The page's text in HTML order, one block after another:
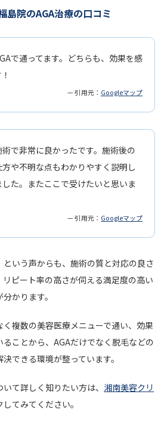
島院のAGA治療の口コミ
で通ってます。どちらも、効果を感
— 引用元： Googleマップ
術で非常に良かったです。施術後の
方や不明な点もわかりやすく説明し
した。またここで受けたいと思いま
— 引用元： Googleマップ
という声からも、施術の質と対応の良さ
ピート率の高さが伺える満足度の高い
かります。
く複数の美容医療メニューで通い、効果
ことから、AGAだけでなく脱毛などの
できる環境が整っています。
て詳しく知りたい方は、 湘南美容クリ
てみてください。